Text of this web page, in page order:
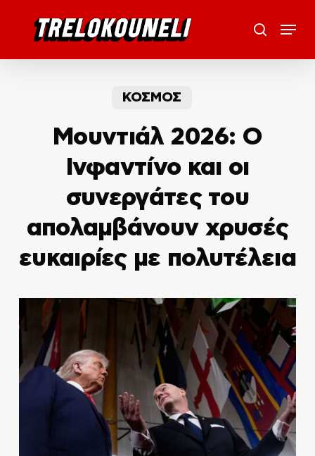
search
Menu
ΚΟΣΜΟΣ
Μουντιάλ 2026: Ο
Ινφαντίνο και οι
συνεργάτες του
απολαμβάνουν χρυσές
ευκαιρίες με πολυτέλεια